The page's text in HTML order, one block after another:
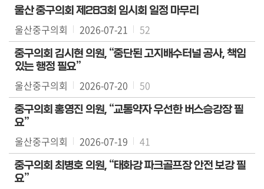
울산 중구의회 제283회 임시회 일정 마무리
울산중구의회 2026-07-21 52
중구의회 김시현 의원, “중단된 고지배수터널 공사, 책임
있는 행정 필요”
울산중구의회 2026-07-20 50
중구의회 홍영진 의원, “교통약자 우선한 버스승강장 필
요”
울산중구의회 2026-07-19 41
중구의회 최병호 의원, “태화강 파크골프장 안전 보강 필
요”